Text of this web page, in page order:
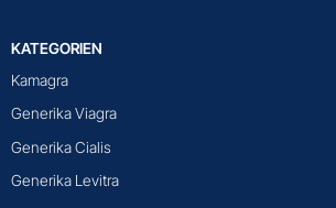
KATEGORIEN
Kamagra
Generika Viagra
Generika Cialis
Generika Levitra